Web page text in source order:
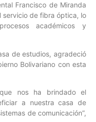
Francisco de Miranda
servicio de fibra óptica, lo
académicos y
de estudios, agradeció
Bolivariano con esta
nos ha brindado el
a nuestra casa de
de comunicación”,